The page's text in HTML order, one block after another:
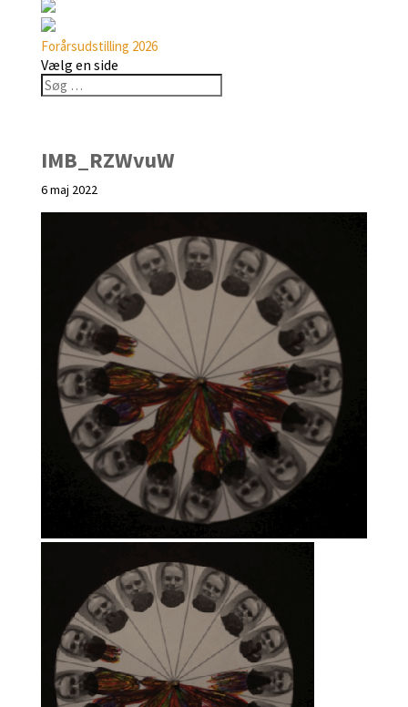
Forårsudstilling 2026
Vælg en side
IMB_RZWvuW
6 maj 2022